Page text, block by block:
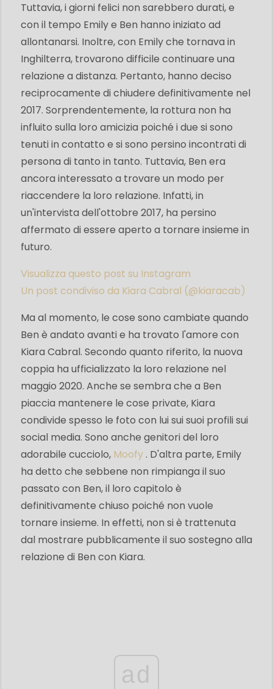
Tuttavia, i giorni felici non sarebbero durati, e
con il tempo Emily e Ben hanno iniziato ad
allontanarsi. Inoltre, con Emily che tornava in
Inghilterra, trovarono difficile continuare una
relazione a distanza. Pertanto, hanno deciso
reciprocamente di chiudere definitivamente nel
2017. Sorprendentemente, la rottura non ha
influito sulla loro amicizia poiché i due si sono
tenuti in contatto e si sono persino incontrati di
persona di tanto in tanto. Tuttavia, Ben era
ancora interessato a trovare un modo per
riaccendere la loro relazione. Infatti, in
un'intervista dell'ottobre 2017, ha persino
affermato di essere aperto a tornare insieme in
futuro.
Visualizza questo post su Instagram
Un post condiviso da Kiara Cabral (@kiaracab)
Ma al momento, le cose sono cambiate quando
Ben è andato avanti e ha trovato l'amore con
Kiara Cabral. Secondo quanto riferito, la nuova
coppia ha ufficializzato la loro relazione nel
maggio 2020. Anche se sembra che a Ben
piaccia mantenere le cose private, Kiara
condivide spesso le foto con lui sui suoi profili sui
social media. Sono anche genitori del loro
adorabile cucciolo, Moofy. D'altra parte, Emily
ha detto che sebbene non rimpianga il suo
passato con Ben, il loro capitolo è
definitivamente chiuso poiché non vuole
tornare insieme. In effetti, non si è trattenuta
dal mostrare pubblicamente il suo sostegno alla
relazione di Ben con Kiara.
ad